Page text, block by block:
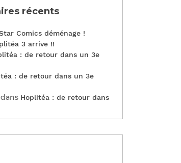
récents
Comics déménage !
3 arrive !!
: de retour dans un 3e
: de retour dans un 3e
dans Hoplitéa : de retour dans